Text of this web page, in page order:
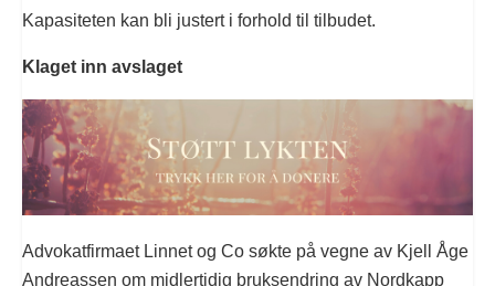
Kapasiteten kan bli justert i forhold til tilbudet.
Klaget inn avslaget
Advokatfirmaet Linnet og Co søkte på vegne av Kjell Åge
Andreassen om midlertidig bruksendring av Nordkapp